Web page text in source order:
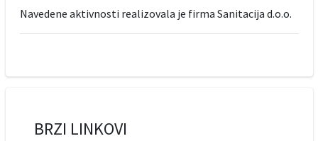
Navedene aktivnosti realizovala je firma Sanitacija d.o.o.
BRZI LINKOVI